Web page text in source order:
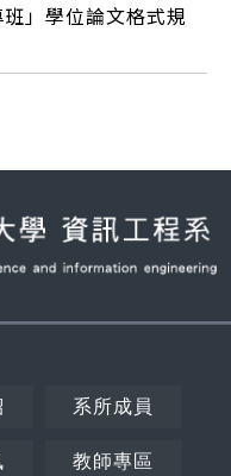
」學位論文格式規
系所成員
教師專區